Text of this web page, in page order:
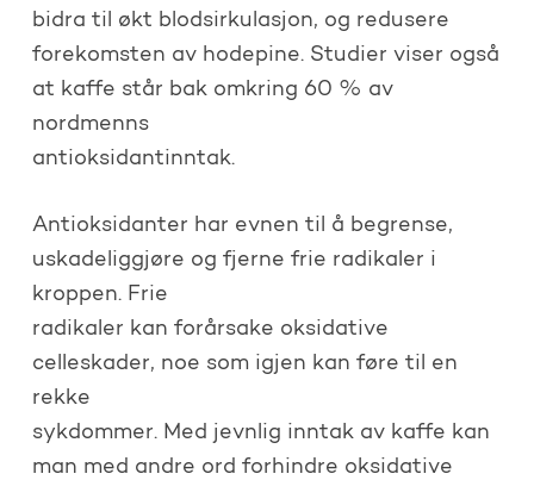
bidra til økt blodsirkulasjon, og redusere
forekomsten av hodepine. Studier viser også
at kaffe står bak omkring 60 % av
nordmenns
antioksidantinntak.
Antioksidanter har evnen til å begrense,
uskadeliggjøre og fjerne frie radikaler i
kroppen. Frie
radikaler kan forårsake oksidative
celleskader, noe som igjen kan føre til en
rekke
sykdommer. Med jevnlig inntak av kaffe kan
man med andre ord forhindre oksidative